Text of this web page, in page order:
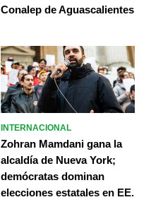
Conalep de Aguascalientes
INTERNACIONAL
Zohran Mamdani gana la
alcaldía de Nueva York;
demócratas dominan
elecciones estatales en EE.